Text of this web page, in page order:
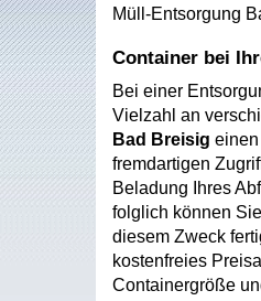
Müll-Entsorgung
Container bei
Bei einer
Vielzahl an
Bad Breisig
fremdartigen
Beladung Ihres
folglich können
diesem Zweck
kostenfreies
Containergröße